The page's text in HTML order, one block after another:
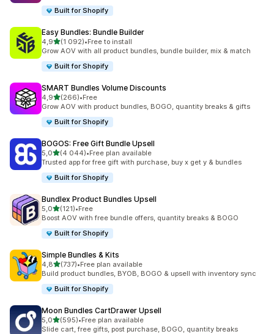
Built for Shopify
Easy Bundles: Bundle Builder
4,9z 5 hvězd
(1 092)
Celkový počet recenzí: 1092
•Free to install
Grow AOV with all product bundles, bundle builder, mix & match
Built for Shopify
SMART Bundles Volume Discounts
4,9z 5 hvězd
(266)
Celkový počet recenzí: 266
•Free
Grow AOV with product bundles, BOGO, quantity breaks & gifts
Built for Shopify
BOGOS: Free Gift Bundle Upsell
5,0z 5 hvězd
(4 044)
Celkový počet recenzí: 4044
•Free plan available
Trusted app for free gift with purchase, buy x get y & bundles
Built for Shopify
Bundlex Product Bundles Upsell
5,0z 5 hvězd
(121)
Celkový počet recenzí: 121
•Free
Boost AOV with free bundle offers, quantity breaks & BOGO
Built for Shopify
Simple Bundles & Kits
4,8z 5 hvězd
(737)
Celkový počet recenzí: 737
•Free plan available
Build product bundles, BYOB, BOGO & upsell with inventory sync
Built for Shopify
Moon Bundles CartDrawer Upsell
5,0z 5 hvězd
(595)
Celkový počet recenzí: 595
•Free plan available
Slide cart, free gifts, post purchase, BOGO, quantity breaks